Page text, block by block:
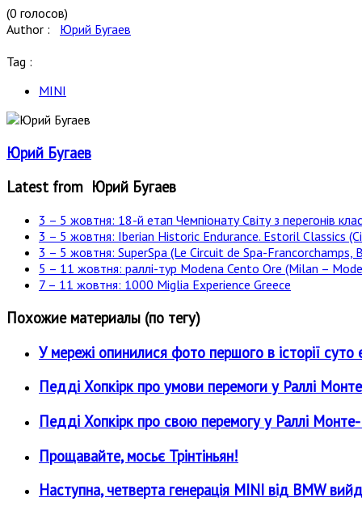
(0 голосов)
Author : Юрий Бугаев
Tag :
MINI
Юрий Бугаев
Latest from Юрий Бугаев
3 – 5 жовтня: 18-й етап Чемпіонату Світу з перегонів
3 – 5 жовтня: Iberian Historic Endurance. Estoril Classics
3 – 5 жовтня: SuperSpa (Le Circuit de Spa-Francorchamps,
5 – 11 жовтня: раллі-тур Modena Cento Ore (Milan –
7 – 11 жовтня: 1000 Miglia Experience Greece
Похожие материалы (по тегу)
У мережі опинилися фото першого в історії
Педді Хопкірк про умови перемоги у Раллі
Педді Хопкірк про свою перемогу у Раллі
Прощавайте, мосьє Трінтіньян!
Наступна, четверта генерація MINI від BMW